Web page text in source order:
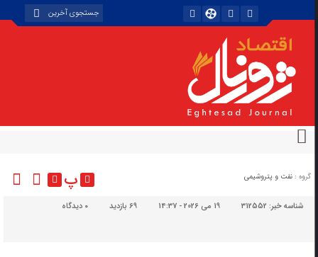
گروه : نفت و پتروشیمی پ
شناسه خبر:312552 19 می 2026 - 14:37 69 بازدید دیدگاه